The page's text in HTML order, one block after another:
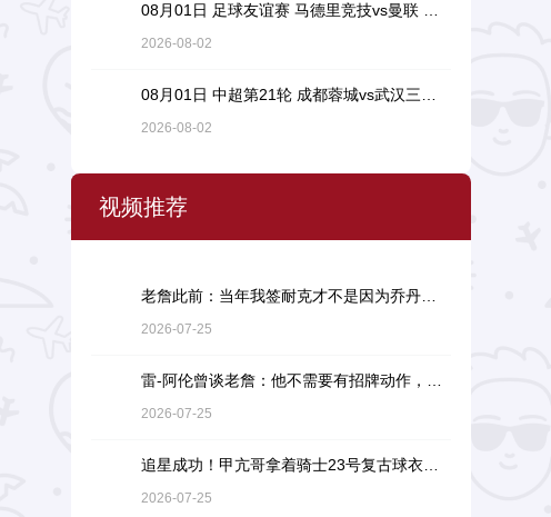
2026-08-02
2026-08-02
视频推荐
2026-07-25
2026-07-25
2026-07-25